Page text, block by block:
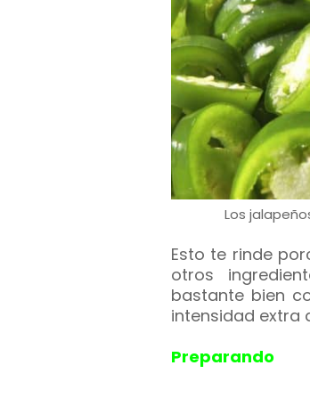
Los
Esto te rinde
otros
bastante bien
intensidad extra
Preparando